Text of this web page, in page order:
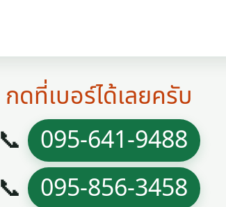
กดที่เบอร์ได้เลยครับ
📞
095-641-9488
📞
095-856-3458